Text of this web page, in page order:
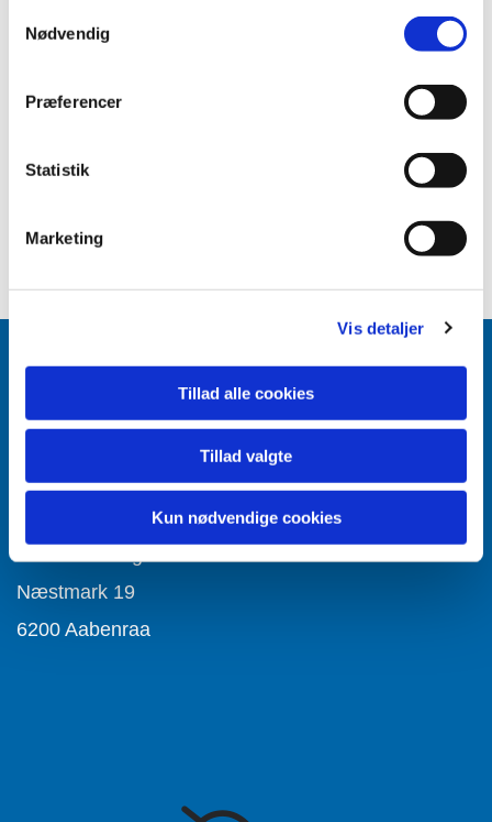
Nødvendig
Præferencer
Statistik
Marketing
Vis detaljer
Tillad alle cookies
Tillad valgte
Kun nødvendige cookies
dette indhold.
Næstmark 19
6200 Aabenraa